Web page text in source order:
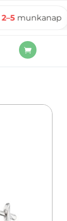
munkanap